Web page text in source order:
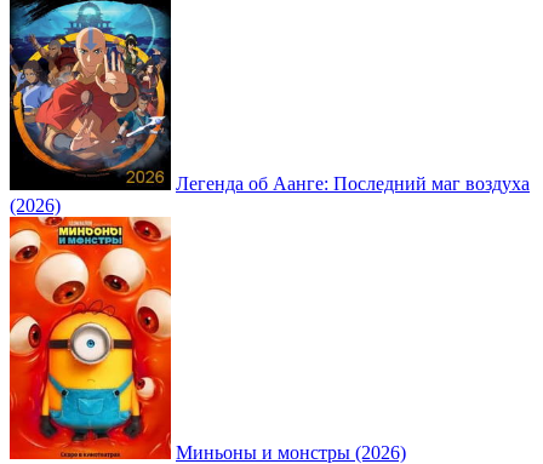
Легенда об Аанге: Последний маг воздуха
(2026)
Миньоны и монстры (2026)